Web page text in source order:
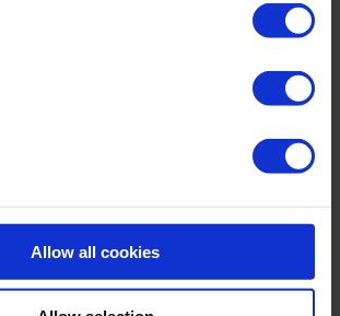
Allow all cookies